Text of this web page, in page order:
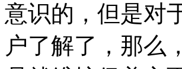
意识的，但是对
户了解了，那么